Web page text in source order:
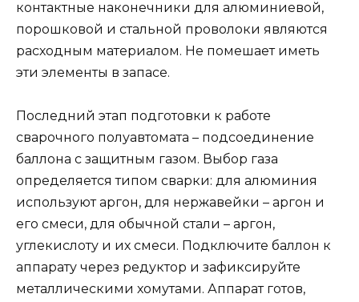
контактные наконечники для алюминиевой,
порошковой и стальной проволоки являются
расходным материалом. Не помешает иметь
эти элементы в запасе.
Последний этап подготовки к работе
сварочного полуавтомата – подсоединение
баллона с защитным газом. Выбор газа
определяется типом сварки: для алюминия
используют аргон, для нержавейки – аргон и
его смеси, для обычной стали – аргон,
углекислоту и их смеси. Подключите баллон к
аппарату через редуктор и зафиксируйте
металлическими хомутами. Аппарат готов,